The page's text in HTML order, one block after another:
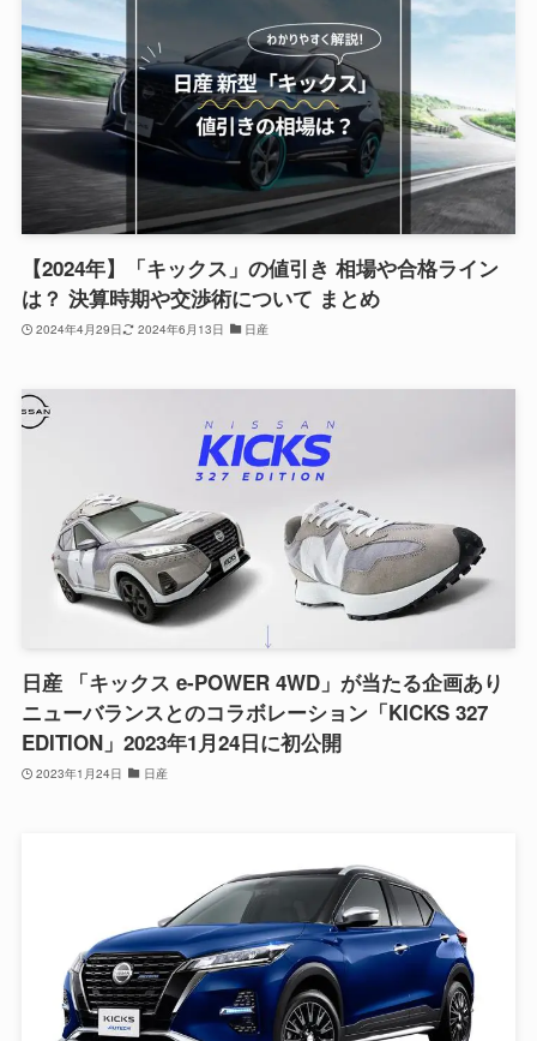
【2024年】「キックス」の値引き 相場や合格ライン
は？ 決算時期や交渉術について まとめ
2024年4月29日 2024年6月13日 日産
日産 「キックス e-POWER 4WD」が当たる企画あり
ニューバランスとのコラボレーション「KICKS 327
EDITION」2023年1月24日に初公開
2023年1月24日 日産